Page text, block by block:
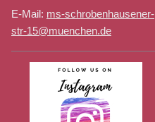
E-Mail: ms-schrobenhausener-
str-15@muenchen.de